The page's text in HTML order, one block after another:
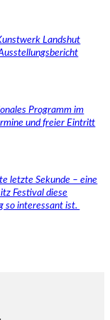
Landshut
Programm im
und freier Eintritt
letzte Sekunde – eine
Festival diese
so interessant ist.